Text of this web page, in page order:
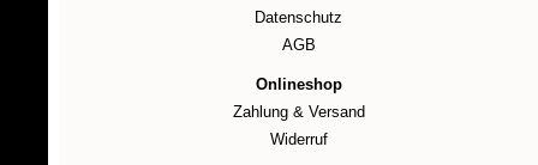
Datenschutz
AGB
Onlineshop
Zahlung & Versand
Widerruf